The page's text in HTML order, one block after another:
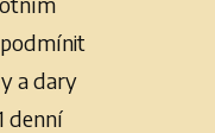
a dary
denní